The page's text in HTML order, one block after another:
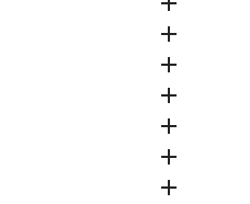





